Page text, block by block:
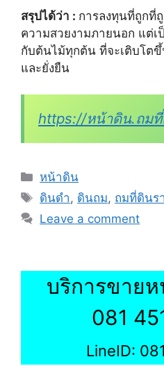
สรุปได้ว่า : การลงทุนที่ถูกที่
ความสวยงามภายนอก แต่
กับต้นไม้ทุกต้น ที่จะเติบโต
และยั่งยืน
https://หน้าดิน.ถม
Categories
หน้าดิน
Tags
ดินดำ, ดินถม, ถมที่ดินร
Leave a comment
บริการขาย
081
LineID: